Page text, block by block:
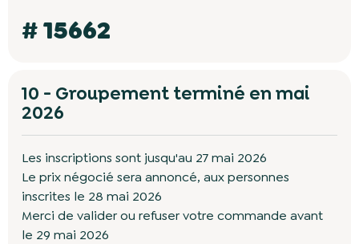
# 15662
10 - Groupement terminé en mai
2026
Les inscriptions sont jusqu'au 27 mai 2026
Le prix négocié sera annoncé, aux personnes
inscrites le 28 mai 2026
Merci de valider ou refuser votre commande avant
le 29 mai 2026